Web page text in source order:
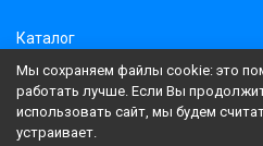
Каталог
Информация
Мы сохраняем файлы cookie: это
работать лучше. Если Вы
использовать сайт, мы будем
устраивает.